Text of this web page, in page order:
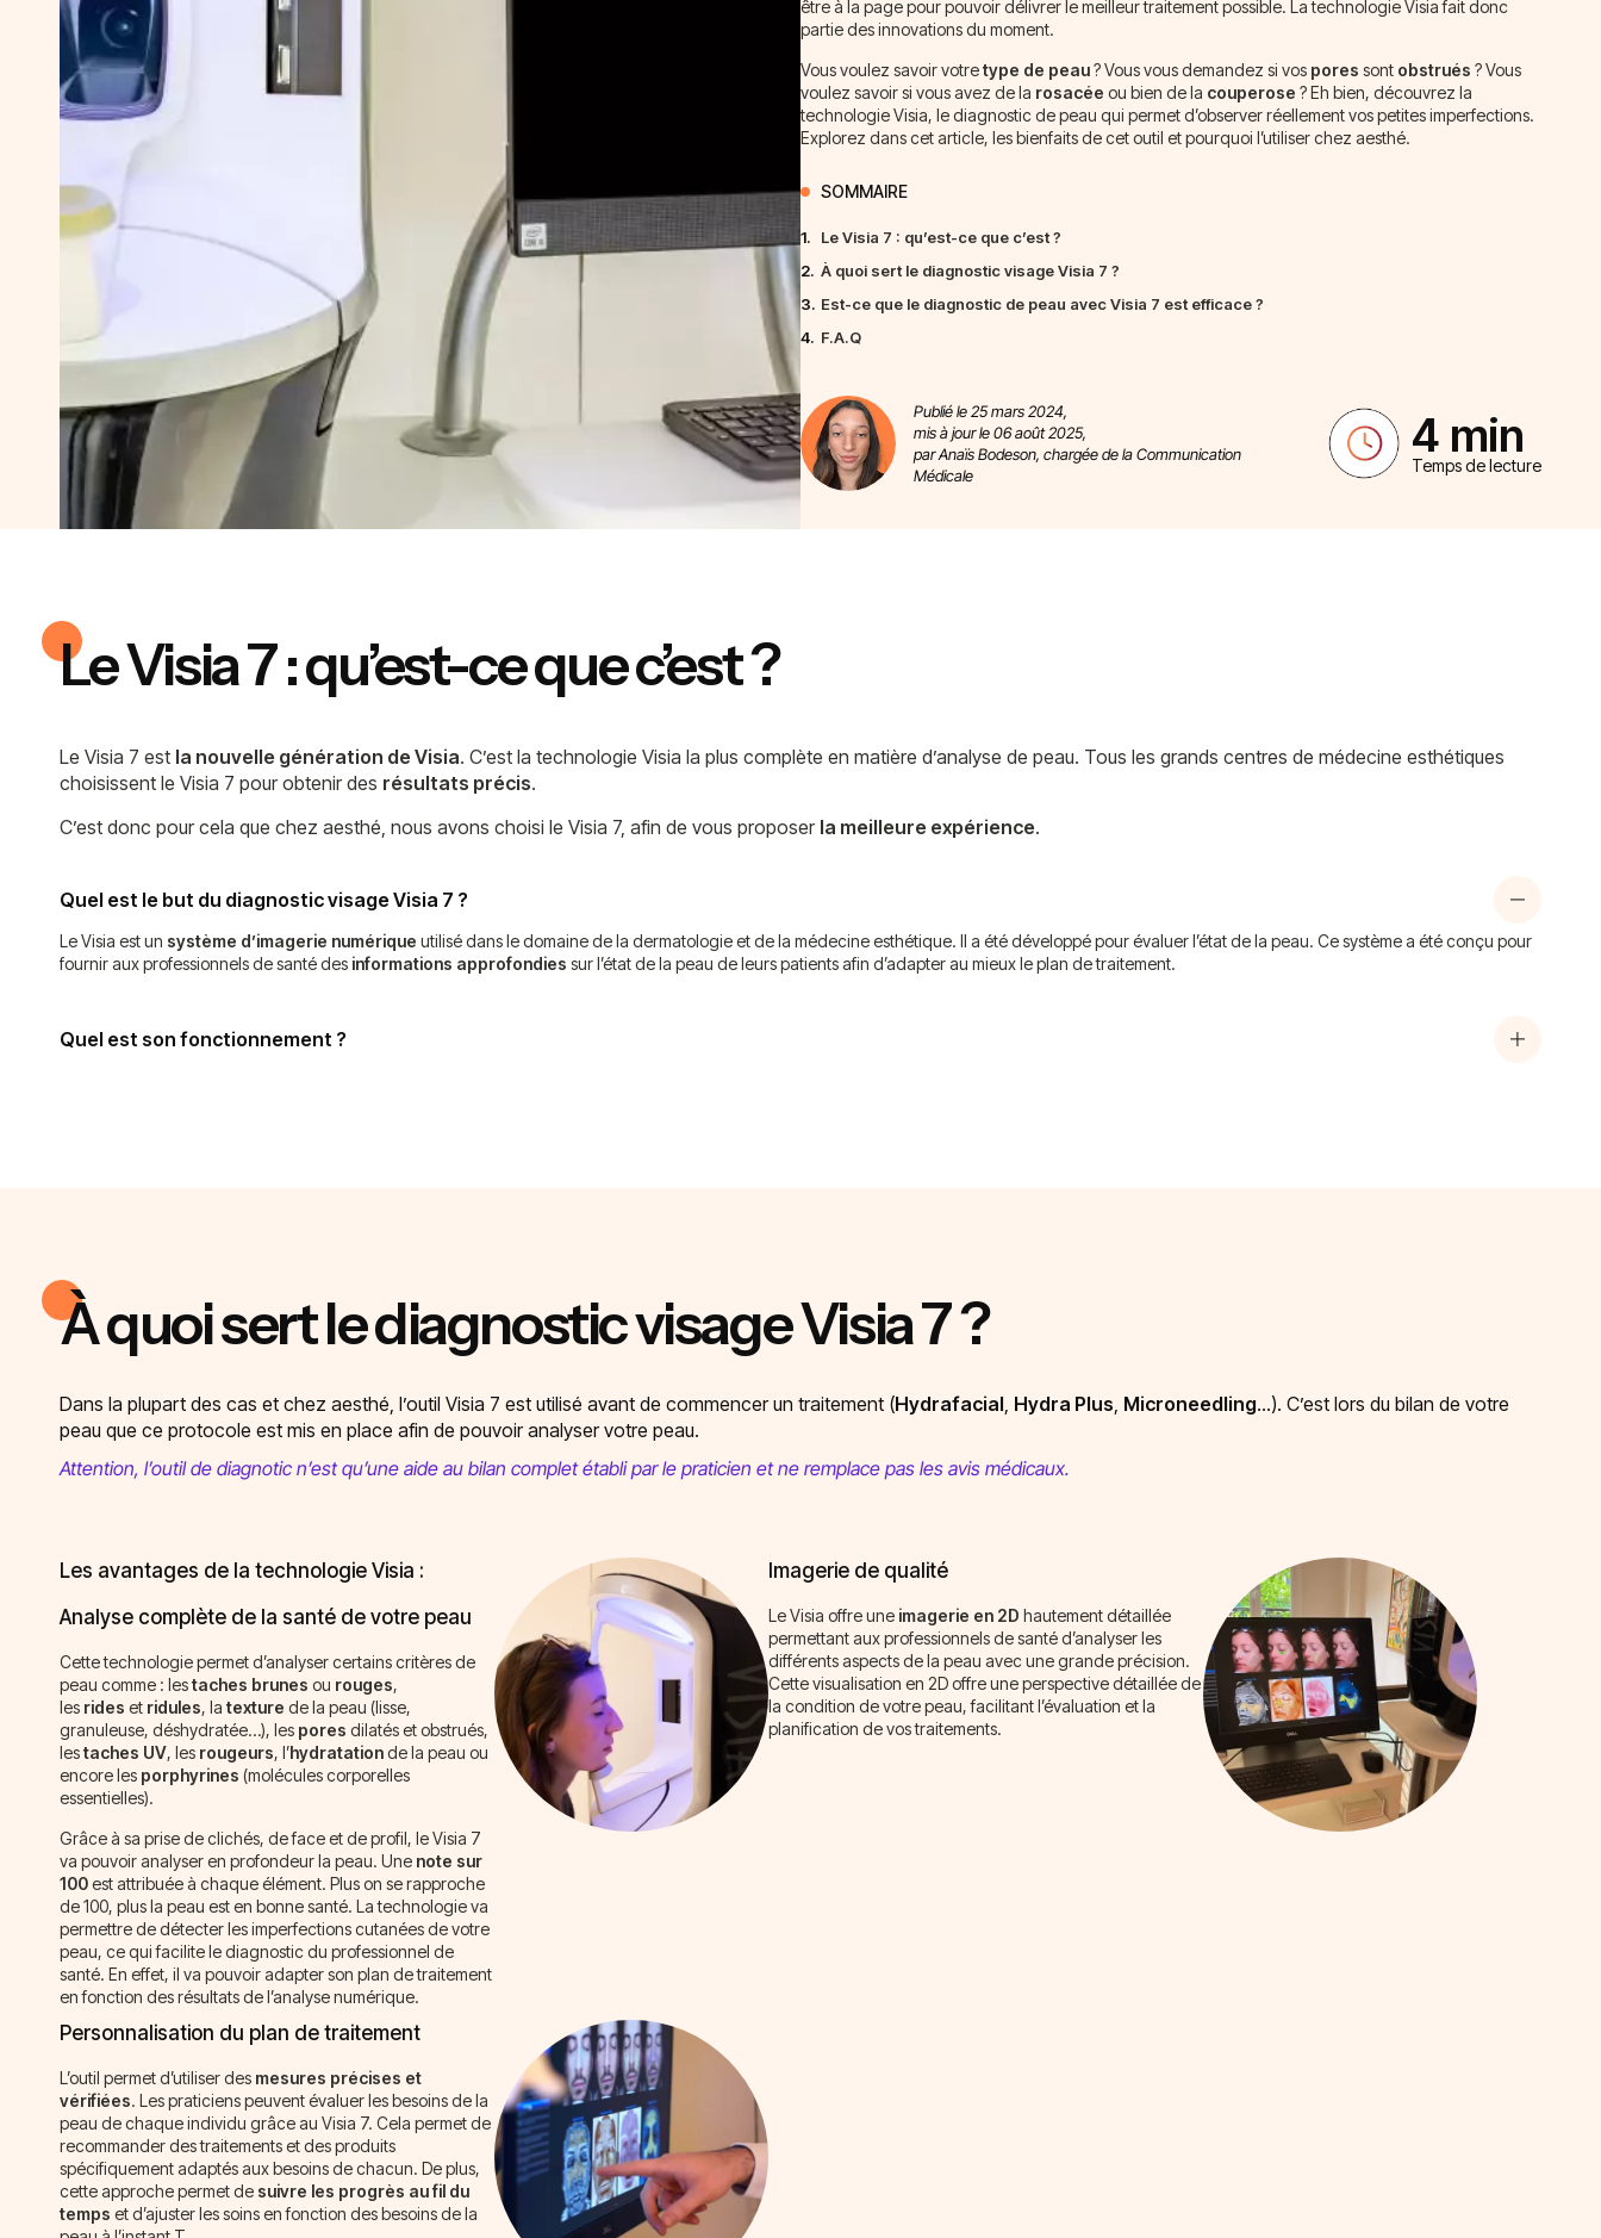
être à la page pour pouvoir délivrer le meilleur traitement possible. La technologie Visia fait donc
partie des innovations du moment.
Vous voulez savoir votretype de peau? Vous vous demandez si vos pores sont obstrués ? Vous
voulez savoir si vous avez de la rosacée ou bien de la couperose ? Eh bien, découvrez la
technologie Visia, le diagnostic de peau qui permet d’observer réellement vos petites imperfections.
Explorez dans cet article, les bienfaits de cet outil et pourquoi l’utiliser chez aesthé.
SOMMAIRE
1.
Le Visia 7 : qu’est-ce que c’est ?
2. À quoi sert le diagnostic visage Visia 7 ?
3. Est-ce que le diagnostic de peau avec Visia 7 est efficace ?
4. F.A.Q
Publié le 25 mars 2024,
mis à jour le 06 août 2025,
par Anaïs Bodeson, chargée de la Communication
Médicale
4 min
Temps de lecture
Le Visia 7 : qu’est-ce que c’est ?
Le Visia 7 est la nouvelle génération de Visia. C’est la technologie Visia la plus complète en matière d’analyse de peau. Tous les grands centres de médecine esthétiques
choisissent le Visia 7 pour obtenir des résultats précis.
C’est donc pour cela que chez aesthé, nous avons choisi le Visia 7, afin de vous proposer la meilleure expérience.
Quel est le but du diagnostic visage Visia 7 ?
Le Visia est un système d’imagerie numérique utilisé dans le domaine de la dermatologie et de la médecine esthétique. Il a été développé pour évaluer l’état de la peau. Ce système a été conçu pour
fournir aux professionnels de santé des informations approfondies sur l’état de la peau de leurs patients afin d’adapter au mieux le plan de traitement.
Quel est son fonctionnement ?
À quoi sert le diagnostic visage Visia 7 ?
Dans la plupart des cas et chez aesthé, l’outil Visia 7 est utilisé avant de commencer un traitement (Hydrafacial, Hydra Plus, Microneedling…). C’est lors du bilan de votre
peau que ce protocole est mis en place afin de pouvoir analyser votre peau.
Attention, l’outil de diagnotic n’est qu’une aide au bilan complet établi par le praticien et ne remplace pas les avis médicaux.
Les avantages de la technologie Visia :
Analyse complète de la santé de votre peau
Cette technologie permet d’analyser certains critères de
peau comme : lestaches brunes ou rouges,
les rides et ridules, la texture de la peau (lisse,
granuleuse, déshydratée…), les pores dilatés et obstrués,
lestaches UV, les rougeurs, l’hydratationde la peau ou
encore les porphyrines (molécules corporelles
essentielles).
Grâce à sa prise de clichés, de face et de profil, le Visia 7
va pouvoir analyser en profondeur la peau. Une note sur
100est attribuée à chaque élément. Plus on se rapproche
de 100, plus la peau est en bonne santé. La technologie va
permettre de détecter les imperfections cutanées de votre
peau, ce qui facilite le diagnostic du professionnel de
santé. En effet, il va pouvoir adapter son plan de traitement
en fonction des résultats de l’analyse numérique.
Imagerie de qualité
Le Visia offre une imagerie en 2D hautement détaillée
permettant aux professionnels de santé d’analyser les
différents aspects de la peau avec une grande précision.
Cette visualisation en 2D offre une perspective détaillée de
la condition de votre peau, facilitant l’évaluation et la
planification de vos traitements.
Personnalisation du plan de traitement
L’outil permet d’utiliser des mesures précises et
vérifiées. Les praticiens peuvent évaluer les besoins de la
peau de chaque individu grâce au Visia 7. Cela permet de
recommander des traitements et des produits
spécifiquement adaptés aux besoins de chacun. De plus,
cette approche permet de suivre les progrès au fil du
temps et d’ajuster les soins en fonction des besoins de la